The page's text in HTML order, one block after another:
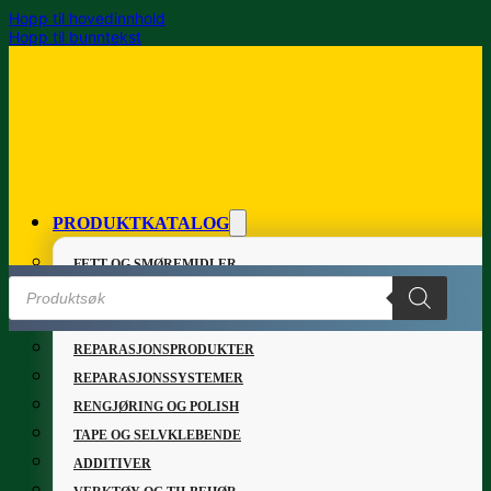
Hopp til hovedinnhold
Hopp til bunntekst
PRODUKTKATALOG
FETT OG SMØREMIDLER
GRUNNING OG LAKK
LIM OG TETTEMASSER
REPARASJONSPRODUKTER
REPARASJONSSYSTEMER
RENGJØRING OG POLISH
TAPE OG SELVKLEBENDE
ADDITIVER
Products
search
Hjem/INDUSTRI